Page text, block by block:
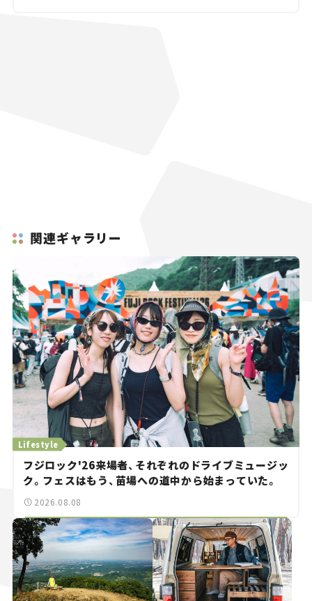
関連ギャラリー
Lifestyle
フジロック'26来場者、それぞれのドライブミュージッ
ク。フェスはもう、苗場への道中から始まっていた。
2026.08.08